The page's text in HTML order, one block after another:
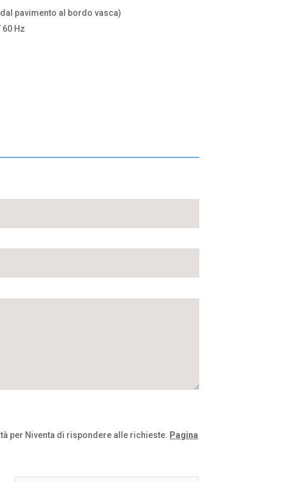
pavimento al bordo vasca)
Hz
per Niventa di rispondere alle richieste. Pagina